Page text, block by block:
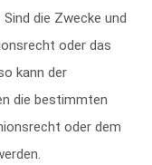
die Zwecke und
oder das
kann der
die bestimmten
oder dem